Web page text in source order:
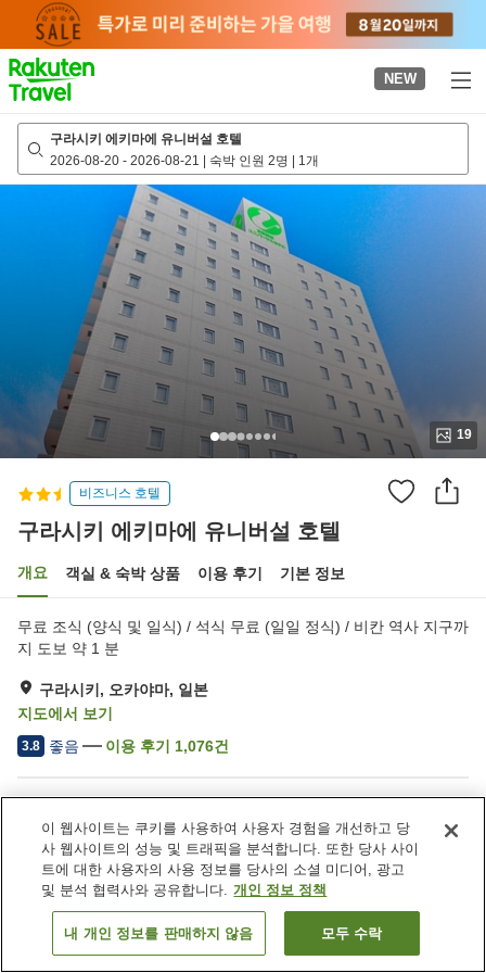
page
NEW
구라시키 에키마에 유니버설 호텔
2026-08-20 - 2026-08-21 | 숙박 인원 2명 | 1개
19
비즈니스 호텔
구라시키 에키마에 유니버설 호텔
개요 객실 & 숙박 상품 이용 후기 기본 정보
무료 조식 (양식 및 일식) / 석식 무료 (일일 정식) / 비칸 역사 지구까
지 도보 약 1 분
구라시키, 오카야마, 일본
지도에서 보기
3.8 좋음 이용 후기 1,076건
주차장
사우나
레스토랑
자동판매기
일본 오카야마
구라시키
구라시키 에키마에 유니버설 호텔객실 보기
이 웹사이트는 쿠키를 사용하여 사용자 경험을 개선하고 당
사 웹사이트의 성능 및 트래픽을 분석합니다. 또한 당사 사이
트에 대한 사용자의 사용 정보를 당사의 소셜 미디어, 광고
및 분석 협력사와 공유합니다. 개인 정보 정책
내 개인 정보를 판매하지 않음 모두 수락